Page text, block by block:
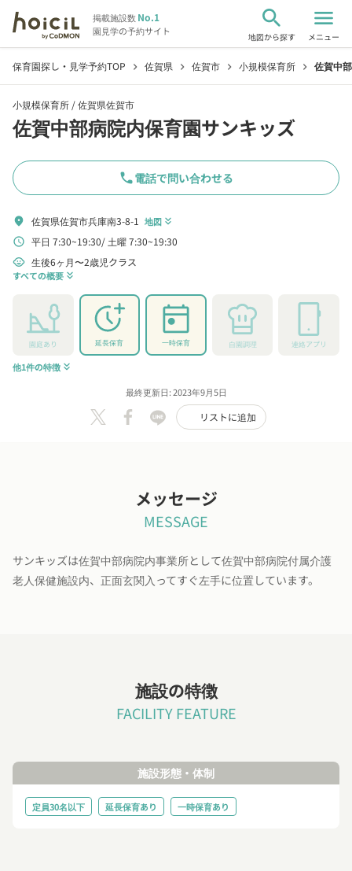
掲載施設数No.1
園見学の予約サイト
search
地図から探す
menu
メニュー
保育園探し・見学予約TOP chevron_right 佐賀県 chevron_right 佐賀市 chevron_right 小規模保育所 chevron_right 佐賀中
小規模保育所 /佐賀県佐賀市
佐賀中部病院内保育園サンキッズ
phone電話で問い合わせる
location_on 佐賀県佐賀市兵庫南3-8-1 地図 keyboard_double_arrow_down
schedule 平日 7:30~19:30 土曜 7:30~19:30
child_care 生後6ヶ月〜2歳児クラス
すべての概要 keyboard_double_arrow_down
園庭あり 延長保育 一時保育 自園調理 連絡アプリ
他1件の特徴 keyboard_double_arrow_down
最終更新日: 2023年9月5日
リストに追加
メッセージ
MESSAGE
サンキッズは佐賀中部病院内事業所として佐賀中部病院付属介護
老人保健施設内、正面玄関入ってすぐ左手に位置しています。
施設の特徴
FACILITY FEATURE
施設形態・体制
定員30名以下 延長保育あり 一時保育あり